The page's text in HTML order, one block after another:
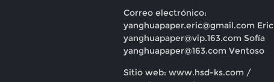
Correo electrónico:
yanghuapaper.eric@gmail.com Eric
yanghuapaper@vip.163.com Sofía
yanghuapaper@163.com Ventoso
Sitio web: www.hsd-ks.com /